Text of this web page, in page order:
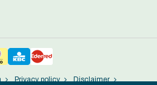
Privacy policy Disclaimer